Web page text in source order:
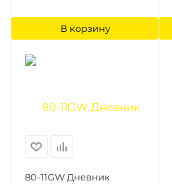
В корзину
80-11GW Дневник